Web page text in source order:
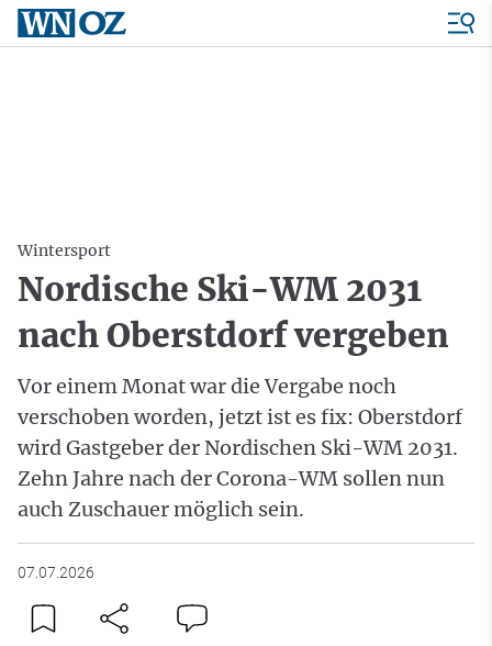
Wintersport
Nordische Ski-WM 2031
nach Oberstdorf vergeben
Vor einem Monat war die Vergabe noch
verschoben worden, jetzt ist es fix: Oberstdorf
wird Gastgeber der Nordischen Ski-WM 2031.
Zehn Jahre nach der Corona-WM sollen nun
auch Zuschauer möglich sein.
07.07.2026